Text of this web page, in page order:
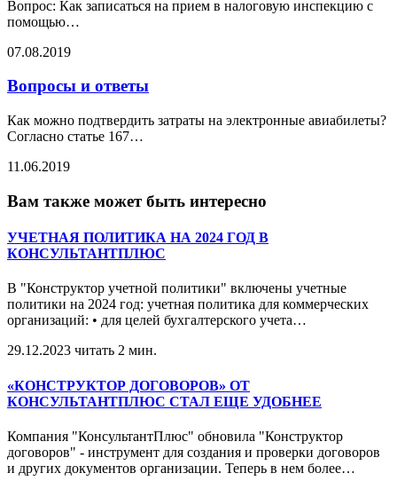
Вопрос: Как записаться на прием в налоговую инспекцию с
помощью…
07.08.2019
Вопросы и ответы
Как можно подтвердить затраты на электронные авиабилеты?
Согласно статье 167…
11.06.2019
Вам также может быть интересно
УЧЕТНАЯ ПОЛИТИКА НА 2024 ГОД В
КОНСУЛЬТАНТПЛЮС
В "Конструктор учетной политики" включены учетные
политики на 2024 год: учетная политика для коммерческих
организаций: • для целей бухгалтерского учета…
29.12.2023 читать 2 мин.
«КОНСТРУКТОР ДОГОВОРОВ» ОТ
КОНСУЛЬТАНТПЛЮС СТАЛ ЕЩЕ УДОБНЕЕ
Компания "КонсультантПлюс" обновила "Конструктор
договоров" - инструмент для создания и проверки договоров
и других документов организации. Теперь в нем более…